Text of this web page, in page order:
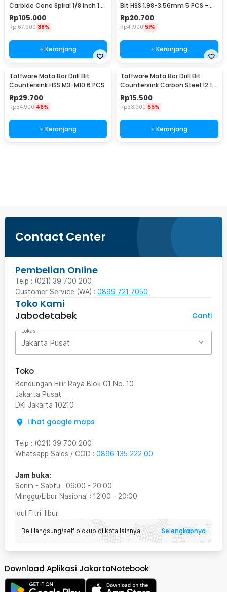
Carbide Cone Spiral 1/8 Inch 10
PCS - JG8
Rp105.000
Rp167.900 38%
+ Keranjang
Bit HSS 1.98-3.56mm 5 PCS -
SV-VDB26
Rp20.700
Rp41.900 51%
+ Keranjang
Taffware Mata Bor Drill Bit
Countersink HSS M3-M10 6 PCS
Rp29.700
Rp54.900 46%
+ Keranjang
Taffware Mata Bor Drill Bit
Countersink Carbon Steel 12 16
19mm 3 PCS
Rp15.500
Rp33.900 55%
+ Keranjang
Contact Center
Pembelian Online
Telp : (021) 39 700 200
Customer Service (WA) : 0899 721 7050
Toko Kami
Jabodetabek
Ganti
Lokasi
Jakarta Pusat
Toko
Bendungan Hilir Raya Blok G1 No. 10
Jakarta Pusat
DKI Jakarta 10210
Lihat google maps
Telp : (021) 39 700 200
Whatsapp Sales / COD : 0896 135 222 00
Jam buka:
Senin - Sabtu : 09:00 - 20:00
Minggu/Libur Nasional : 12:00 - 20:00
Idul Fitri: libur
Beli langsung/self pickup di kota lainnya Selengkapnya
Download Aplikasi JakartaNotebook